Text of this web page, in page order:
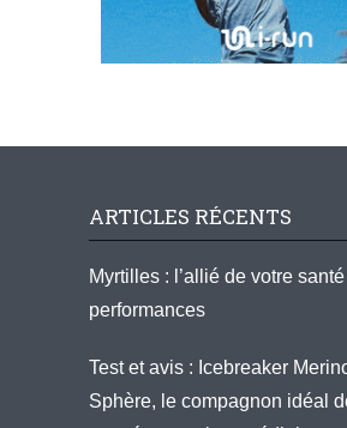
ARTICLES RÉCENTS
Myrtilles : l’allié de votre
performances
Test et avis : Icebreaker
Sphère, le compagnon idéal